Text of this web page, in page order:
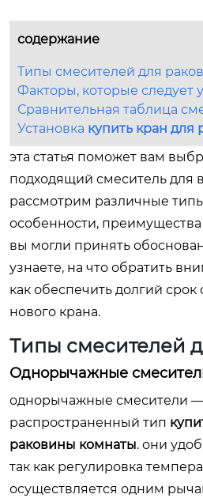
содержание
Типы смесителей для
Факторы, которые следует
Сравнительная таблица
Установка купить кран
эта статья поможет вам
подходящий смеситель для
рассмотрим различные
особенности, преимущества
вы могли принять
узнаете, на что обратить
как обеспечить долгий
нового крана.
Типы смесителей
Однорычажные
однорычажные смесители
распространенный тип
раковины комнаты. они
так как регулировка
осуществляется одним